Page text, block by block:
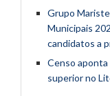
Grupo
Municipais
candidatos a
Censo aponta
superior no